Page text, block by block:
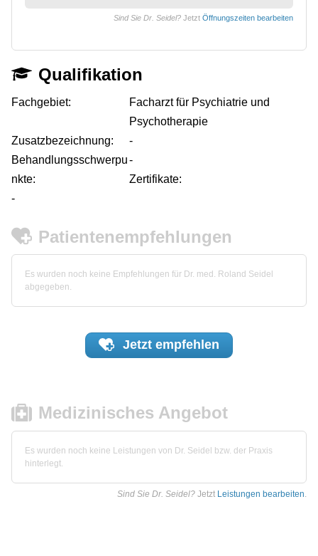
Sind Sie Dr. Seidel? Jetzt Öffnungszeiten bearbeiten
Qualifikation
Fachgebiet:
Facharzt für Psychiatrie und
Psychotherapie
Zusatzbezeichnung:
-
Behandlungsschwerpu
nkte:
-
Zertifikate:
-
Patientenempfehlungen
Es wurden noch keine Empfehlungen für Dr. med. Roland Seidel
abgegeben.
Jetzt empfehlen
Medizinisches Angebot
Es wurden noch keine Leistungen von Dr. Seidel bzw. der Praxis
hinterlegt.
Sind Sie Dr. Seidel? Jetzt Leistungen bearbeiten.